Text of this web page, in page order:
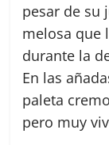
pesar de su
melosa que
durante la
En las
paleta
pero muy